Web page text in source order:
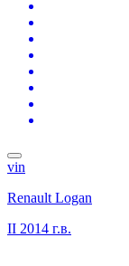
vin
Renault Logan
II 2014 г.в.